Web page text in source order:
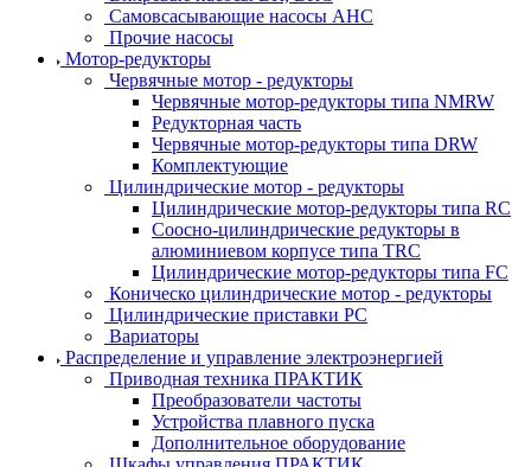
Самовсасывающие насосы АНС
Прочие насосы
Мотор-редукторы
Червячные мотор - редукторы
Червячные мотор-редукторы типа NMRW
Редукторная часть
Червячные мотор-редукторы типа DRW
Комплектующие
Цилиндрические мотор - редукторы
Цилиндрические мотор-редукторы типа RC
Соосно-цилиндрические редукторы в
алюминиевом корпусе типа TRC
Цилиндрические мотор-редукторы типа FC
Коническо цилиндрические мотор - редукторы
Цилиндрические приставки PC
Вариаторы
Распределение и управление электроэнергией
Приводная техника ПРАКТИК
Преобразователи частоты
Устройства плавного пуска
Дополнительное оборудование